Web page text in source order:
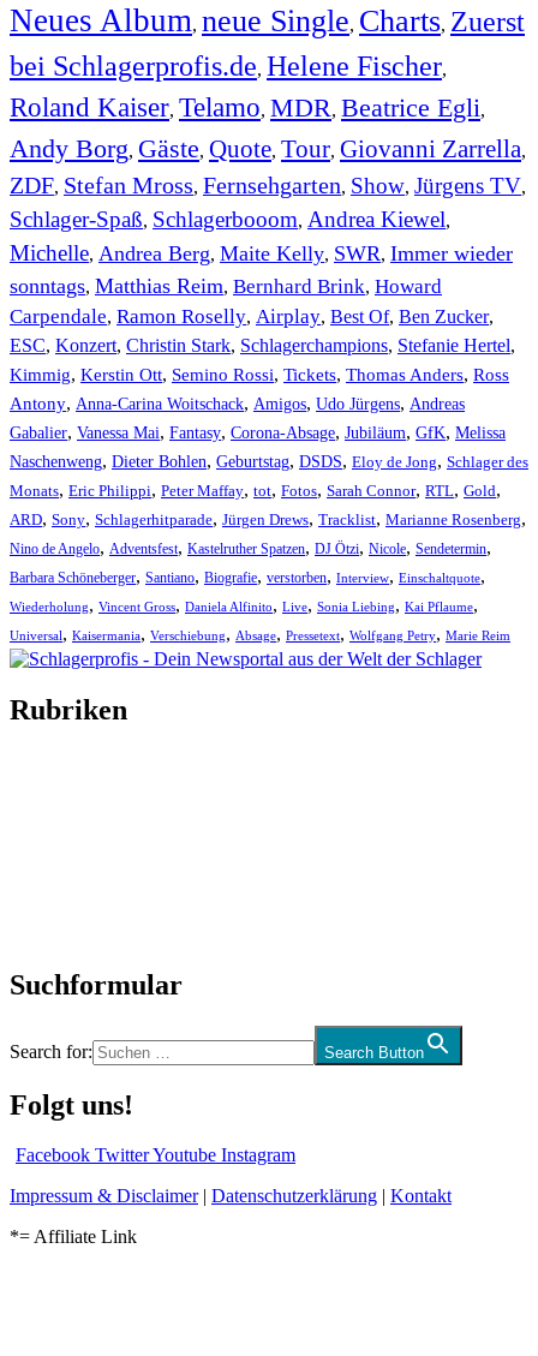
Neues Album, neue Single, Charts, Zuerst
bei Schlagerprofis.de, Helene Fischer,
Roland Kaiser, Telamo, MDR, Beatrice Egli,
Andy Borg, Gäste, Quote, Tour, Giovanni Zarrella,
ZDF, Stefan Mross, Fernsehgarten, Show, Jürgens TV,
Schlager-Spaß, Schlagerbooom, Andrea Kiewel,
Michelle, Andrea Berg, Maite Kelly, SWR, Immer wieder
sonntags, Matthias Reim, Bernhard Brink, Howard
Carpendale, Ramon Roselly, Airplay, Best Of, Ben Zucker,
ESC, Konzert, Christin Stark, Schlagerchampions, Stefanie Hertel,
Kimmig, Kerstin Ott, Semino Rossi, Tickets, Thomas Anders, Ross
Antony, Anna-Carina Woitschack, Amigos, Udo Jürgens, Andreas
Gabalier, Vanessa Mai, Fantasy, Corona-Absage, Jubiläum, GfK, Melissa
Naschenweng, Dieter Bohlen, Geburtstag, DSDS, Eloy de Jong, Schlager des
Monats, Eric Philippi, Peter Maffay, tot, Fotos, Sarah Connor, RTL, Gold,
ARD, Sony, Schlagerhitparade, Jürgen Drews, Tracklist, Marianne Rosenberg,
Nino de Angelo, Adventsfest, Kastelruther Spatzen, DJ Ötzi, Nicole, Sendetermin,
Barbara Schöneberger, Santiano, Biografie, verstorben, Interview, Einschaltquote,
Wiederholung, Vincent Gross, Daniela Alfinito, Live, Sonia Liebing, Kai Pflaume,
Universal, Kaisermania, Verschiebung, Absage, Pressetext, Wolfgang Petry, Marie Reim
Rubriken
Suchformular
Search for: Search Button
Folgt uns!
Facebook TwitterYoutube Instagram
Impressum & Disclaimer| Datenschutzerklärung | Kontakt
*= Affiliate Link